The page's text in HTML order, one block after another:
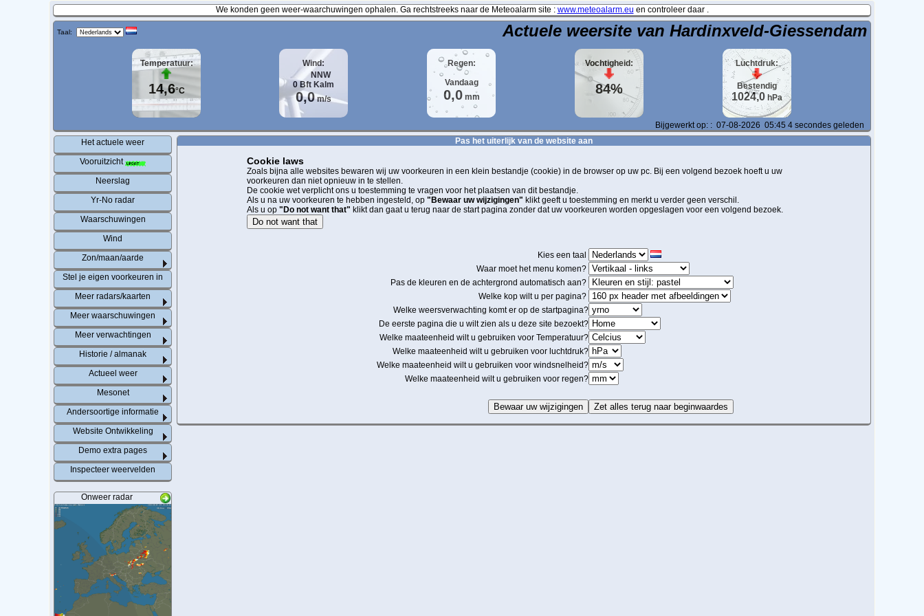
We konden geen weer-waarchuwingen ophalen. Ga rechtstreeks naar de Meteoalarm site : www.meteoalarm.eu en controleer daar .
Taal: Actuele weersite van Hardinxveld-Giessendam
Temperatuur:
14,6°C
Wind:
NNW
0 Bft Kalm
0,0m/s
Regen:
Vandaag
0,0mm
Vochtigheid:
84%
Luchtdruk:
Bestendig
1024,0 hPa
Bijgewerkt op: : 07-08-2026 05:45 5 secondes geleden
Het actuele weer
Vooruitzicht
Neerslag
Yr-No radar
Waarschuwingen
Wind
Zon/maan/aarde
Stel je eigen voorkeuren in
Meer radars/kaarten
Meer waarschuwingen
Meer verwachtingen
Historie / almanak
Actueel weer
Mesonet
Andersoortige informatie
Website Ontwikkeling
Demo extra pages
Inspecteer weervelden
Onweer radar
Pas het uiterlijk van de website aan
Cookie laws
Zoals bijna alle websites bewaren wij uw voorkeuren in een klein bestandje (cookie) in de browser op uw pc. Bij een volgend bezoek hoeft u uw
voorkeuren dan niet opnieuw in te stellen.
De cookie wet verplicht ons u toestemming te vragen voor het plaatsen van dit bestandje.
Als u na uw voorkeuren te hebben ingesteld, op "Bewaar uw wijzigingen" klikt geeft u toestemming en merkt u verder geen verschil.
Als u op "Do not want that" klikt dan gaat u terug naar de start pagina zonder dat uw voorkeuren worden opgeslagen voor een volgend bezoek.
Do not want that
Kies een taal
Waar moet het menu komen?
Pas de kleuren en de achtergrond automatisch aan?
Welke kop wilt u per pagina?
Welke weersverwachting komt er op de startpagina?
De eerste pagina die u wilt zien als u deze site bezoekt?
Welke maateenheid wilt u gebruiken voor Temperatuur?
Welke maateenheid wilt u gebruiken voor luchtdruk?
Welke maateenheid wilt u gebruiken voor windsnelheid?
Welke maateenheid wilt u gebruiken voor regen?
Bewaar uw wijzigingen